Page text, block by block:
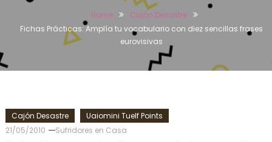
Home
Cajón Desastre
Fichas Prácticas: Amplía tu vocabulario con diez sencillas frases
eurovisivas
Cajón Desastre
Uaiomini Tuelf Points
21/05/2010
Sufridores en Casa